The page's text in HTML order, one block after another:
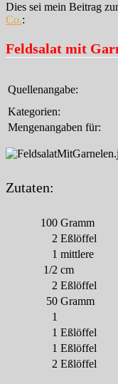
Dies sei mein Beitrag
Co.:
Feldsalat mit
Quellenangabe:
Kategorien:
Mengenangaben für:
Zutaten:
100 Gramm
2 Eßlöffel
1 mittlere
1/2 cm
2 Eßlöffel
50 Gramm
1
1 Eßlöffel
1 Eßlöffel
2 Eßlöffel